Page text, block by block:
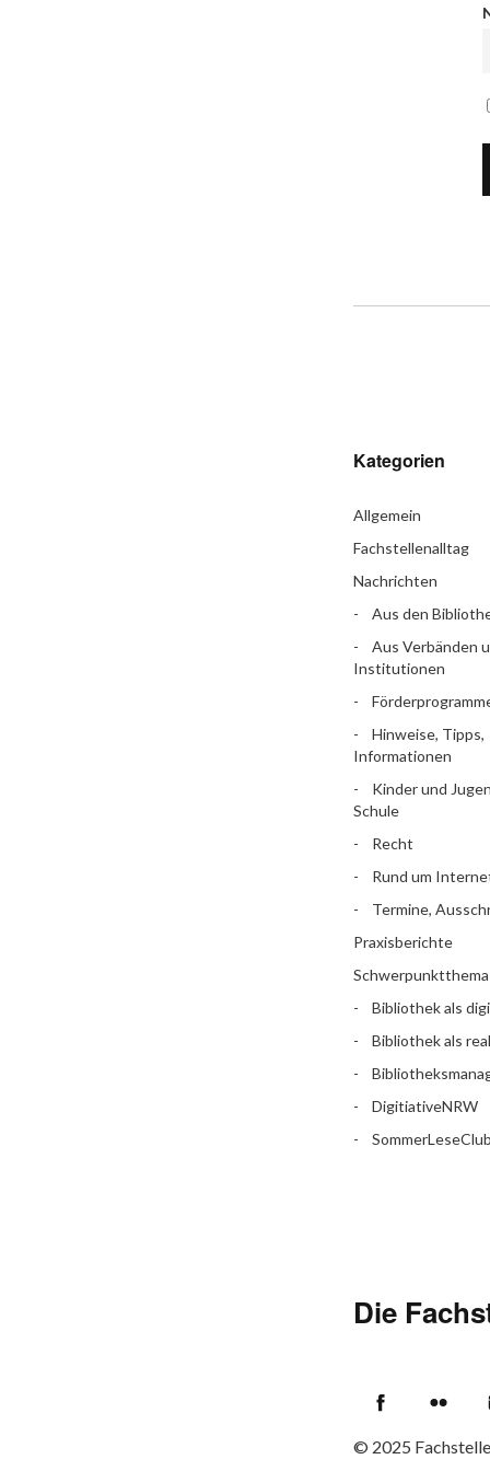
Kategorien
Allgemein
Fachstellenalltag
Nachrichten
Aus den
Aus Verbänden
Institutionen
Hinweise, Tipps,
Informationen
Kinder und
Schule
Recht
Rund um
Termine,
Praxisberichte
Schwerpunktthema
Bibliothek als
Bibliothek als
DigitiativeNRW
Die
© 2025